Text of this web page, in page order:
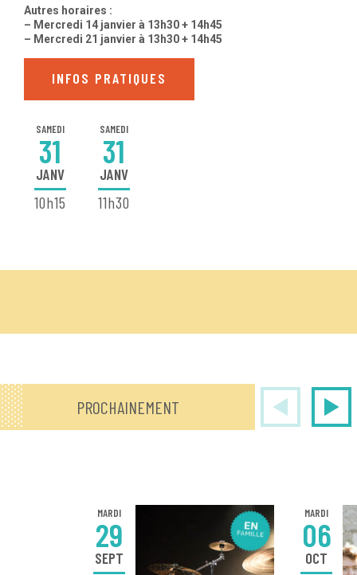
Autres horaires :
– Mercredi 14 janvier à 13h30 + 14h45
– Mercredi 21 janvier à 13h30 + 14h45
INFOS PRATIQUES
SAMEDI
31
JANV
10h15
SAMEDI
31
JANV
11h30
PROCHAINEMENT
MARDI
29
SEPT
MARDI
06
OCT